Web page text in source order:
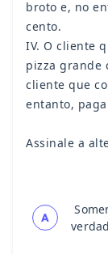
broto e, no
cento.
IV. O cliente
pizza grande
cliente que
entanto,
Assinale a
A